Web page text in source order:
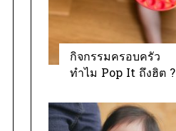
กิจกรรมครอบครัว
ทำไม Pop It ถึงฮิต ?